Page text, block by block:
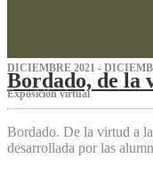
DICIEMBRE 2021 -
Bordado, de la
Exposición virtual‌
Bordado. De la virtud a
desarrollada por las